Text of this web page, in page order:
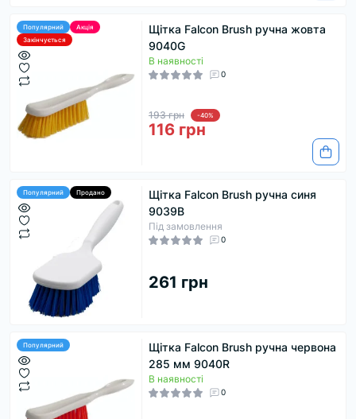
Популярний
Акція
Закінчується
Щітка Falcon Brush ручна жовта
9040G
В наявності
0
193 грн -40%
116 грн
Популярний Продано
Щітка Falcon Brush ручна синя
9039B
Під замовлення
0
261 грн
Популярний
Щітка Falcon Brush ручна червона
285 мм 9040R
В наявності
0